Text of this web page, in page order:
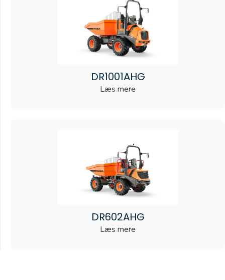
DR1001AHG
Læs mere
DR602AHG
Læs mere